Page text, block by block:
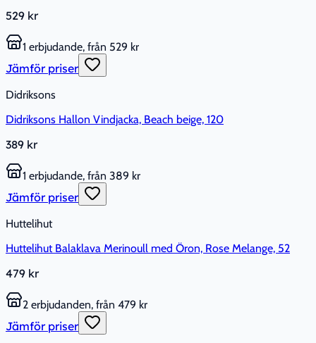
529 kr
1 erbjudande, från 529 kr
Jämför priser
Didriksons
Didriksons Hallon Vindjacka, Beach beige, 120
389 kr
1 erbjudande, från 389 kr
Jämför priser
Huttelihut
Huttelihut Balaklava Merinoull med Öron, Rose Melange, 52
479 kr
2 erbjudanden, från 479 kr
Jämför priser